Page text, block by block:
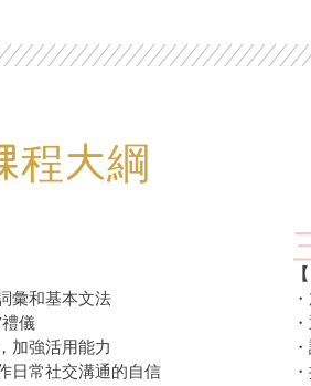
程大綱​
彙和基本文法
禮儀
加強活用能力
日常社交溝通的自信